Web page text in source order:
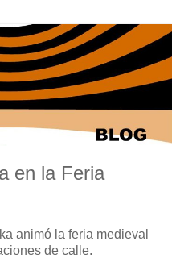
en la Feria
animó la feria medieval
de calle.